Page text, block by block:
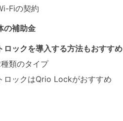
Fiの契約
の補助金
ロックを導入する方法もおすすめ
類のタイプ
ロックはQrio Lockがおすすめ